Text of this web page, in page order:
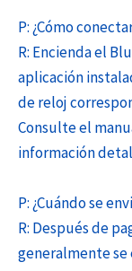
P: ¿Cómo
R: Encienda el
aplicación
de reloj
Consulte el
información
P: ¿Cuándo se
R: Después de
generalmente se